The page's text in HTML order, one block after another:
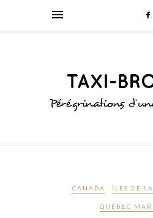
CANADA ÎLES DE
QUÉBEC